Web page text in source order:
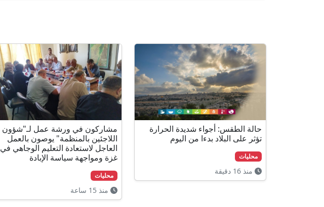
حالة الطقس: أجواء شديدة الحرارة
تؤثر على البلاد بدءا من اليوم
محليات
منذ 16 دقيقة
مشاركون في ورشة عمل لـ"شؤون
اللاجئين بالمنظمة" يوصون بالعمل
العاجل لاستعادة التعليم الوجاهي في
غزة ومواجهة سياسة الإبادة
محليات
منذ 15 ساعة